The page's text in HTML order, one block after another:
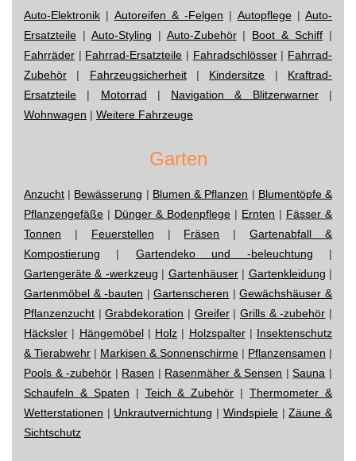
Auto-Elektronik | Autoreifen & -Felgen | Autopflege| Auto-
Ersatzteile | Auto-Styling | Auto-Zubehör| Boot & Schiff |
Fahrräder | Fahrrad-Ersatzteile | Fahradschlösser| Fahrrad-
Zubehör | Fahrzeugsicherheit| Kindersitze | Kraftrad-
Ersatzteile | Motorrad | Navigation & Blitzerwarner|
Wohnwagen | Weitere Fahrzeuge
Garten
Anzucht | Bewässerung | Blumen & Pflanzen | Blumentöpfe &
Pflanzengefäße | Dünger & Bodenpflege | Ernten | Fässer &
Tonnen | Feuerstellen | Fräsen |Gartenabfall &
Kompostierung | Gartendeko und -beleuchtung |
Gartengeräte & -werkzeug | Gartenhäuser| Gartenkleidung |
Gartenmöbel & -bauten |Gartenscheren |Gewächshäuser &
Pflanzenzucht |Grabdekoration | Greifer|Grills & -zubehör |
Häcksler | Hängemöbel| Holz | Holzspalter| Insektenschutz
& Tierabwehr | Markisen & Sonnenschirme | Pflanzensamen |
Pools & -zubehör | Rasen | Rasenmäher & Sensen |Sauna |
Schaufeln & Spaten | Teich & Zubehör |Thermometer &
Wetterstationen | Unkrautvernichtung | Windspiele|Zäune &
Sichtschutz